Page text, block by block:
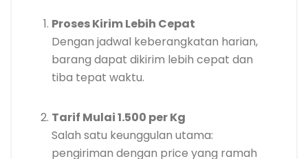
Proses Kirim Lebih Cepat
Dengan jadwal keberangkatan harian,
barang dapat dikirim lebih cepat dan
tiba tepat waktu.
Tarif Mulai 1.500 per Kg
Salah satu keunggulan utama:
pengiriman dengan price yang ramah